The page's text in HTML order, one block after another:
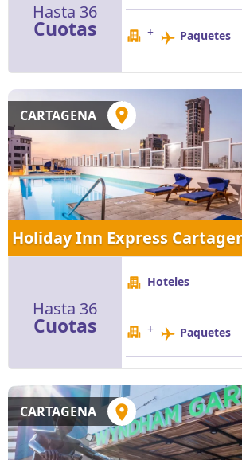
Hasta 36
Cuotas + Paquetes
CARTAGENA
Hasta 36
Cuotas
Hoteles
+ Paquetes
CARTAGENA